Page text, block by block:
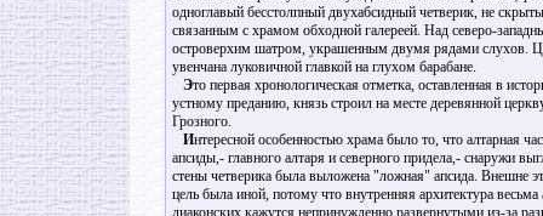
одноглавый бесстолпный двухабсидный четверик, не
связанным с храмом обходной галереей. Над северо-
островерхим шатром, украшенным двумя рядами слухов.
увенчана луковичной главкой на глухом барабане.
Это первая хронологическая отметка, оставленная в
устному преданию, князь строил на месте деревянной
Грозного.
Интересной особенностью храма было то, что алтарная
апсиды,- главного алтаря и северного придела,- снаружи
стены четверика была выложена "ложная" апсида. Внешне
цель была иной, потому что внутренняя архитектура
диаконских кажутся непринужденно развернутыми из-за